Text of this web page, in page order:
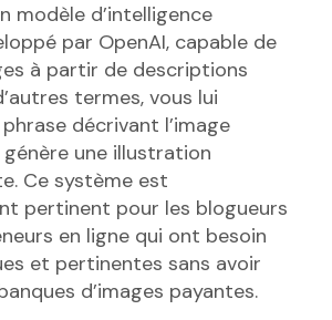
modèle d’intelligence
par OpenAI, capable de
à partir de descriptions
termes, vous lui
décrivant l’image
une illustration
Ce système est
pertinent pour les blogueurs
en ligne qui ont besoin
et pertinentes sans avoir
d’images payantes.